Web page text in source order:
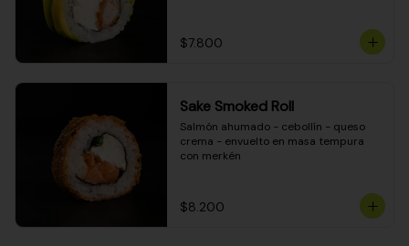
$7.800
Sake Smoked Roll
Salmón ahumado - cebollín - queso
crema - envuelto en masa tempura
con merkén
$8.200